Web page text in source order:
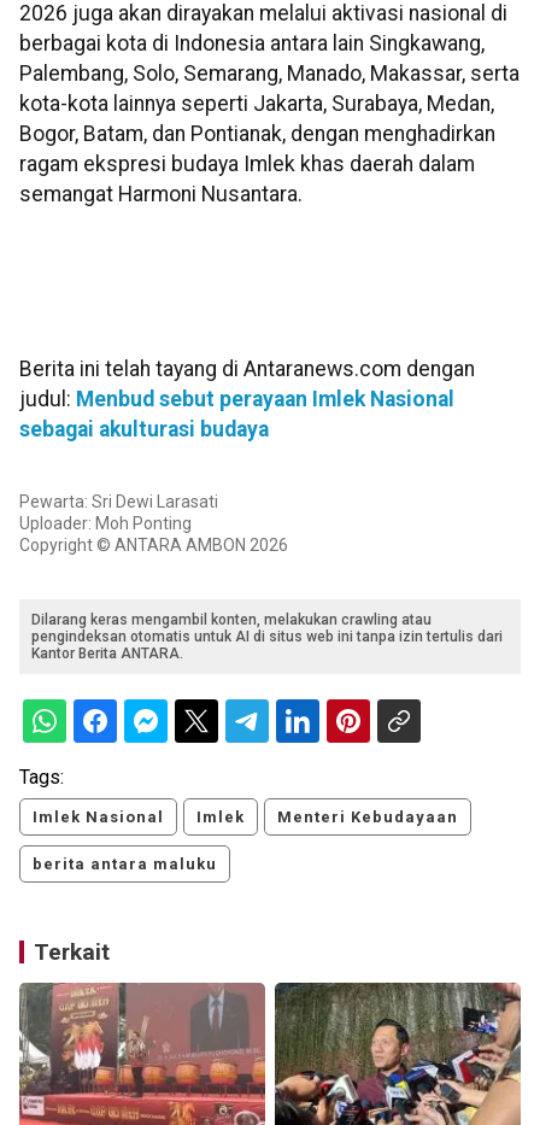
2026 juga akan dirayakan melalui aktivasi nasional di
berbagai kota di Indonesia antara lain Singkawang,
Palembang, Solo, Semarang, Manado, Makassar, serta
kota-kota lainnya seperti Jakarta, Surabaya, Medan,
Bogor, Batam, dan Pontianak, dengan menghadirkan
ragam ekspresi budaya Imlek khas daerah dalam
semangat Harmoni Nusantara.
Berita ini telah tayang di Antaranews.com dengan
judul: Menbud sebut perayaan Imlek Nasional
sebagai akulturasi budaya
Pewarta: Sri Dewi Larasati
Uploader: Moh Ponting
Copyright © ANTARA AMBON 2026
Dilarang keras mengambil konten, melakukan crawling atau
pengindeksan otomatis untuk AI di situs web ini tanpa izin tertulis dari
Kantor Berita ANTARA.
Tags:
Imlek Nasional Imlek Menteri Kebudayaan
berita antara maluku
Terkait